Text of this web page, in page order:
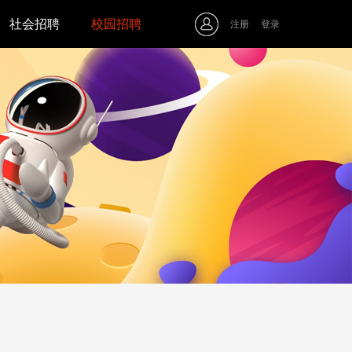
社会招聘 校园招聘 注册 登录